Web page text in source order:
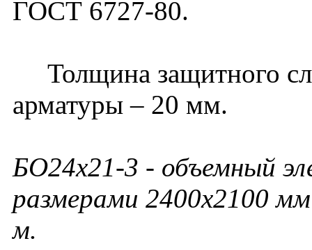
ГОСТ 6727-80.
Толщина защитного
арматуры – 20 мм.
БО24х21-3 - объемный
размерами 2400х2100
м.